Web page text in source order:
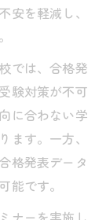
安を軽減し、
では、合格発
験対策が不可
に合わない学
ます。一方、
格発表データ
能です。